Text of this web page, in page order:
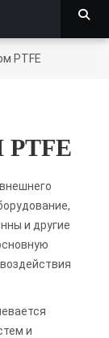
PTFE
и другие
и